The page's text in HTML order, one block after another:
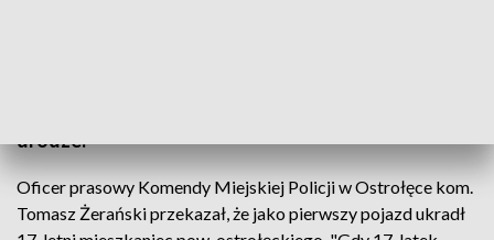
drodze.
Oficer prasowy Komendy Miejskiej Policji w Ostrołęce kom.
Tomasz Żerański przekazał, że jako pierwszy pojazd ukradł